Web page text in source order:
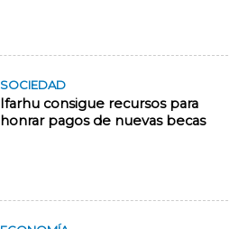
SOCIEDAD
Ifarhu consigue recursos para
honrar pagos de nuevas becas